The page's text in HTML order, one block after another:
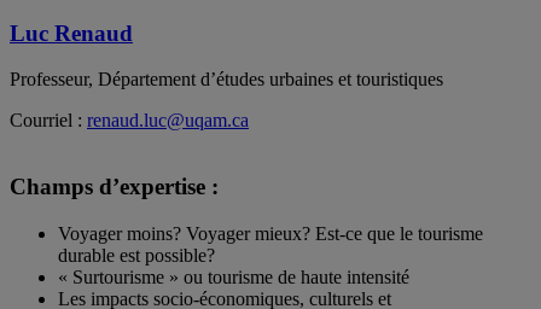
Luc Renaud
Professeur, Département d’études urbaines et touristiques
Courriel : renaud.luc@uqam.ca
Champs d’expertise :
Voyager moins? Voyager mieux? Est-ce que le tourisme
durable est possible?
« Surtourisme » ou tourisme de haute intensité
Les impacts socio-économiques, culturels et